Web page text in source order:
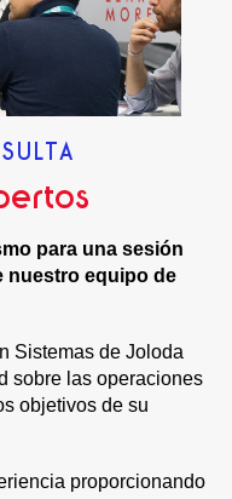
para una sesión
nuestro equipo de
Sistemas de Joloda
sobre las operaciones
objetivos de su
proporcionando